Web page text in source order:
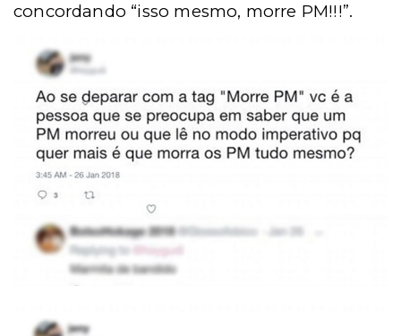
concordando “isso mesmo, morre PM!!!”.